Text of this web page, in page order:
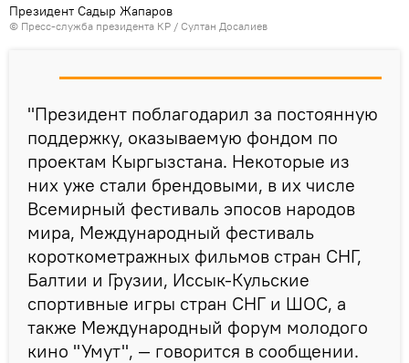
Президент Садыр Жапаров
© Пресс-служба президента КР / Султан Досалиев
"Президент поблагодарил за постоянную
поддержку, оказываемую фондом по
проектам Кыргызстана. Некоторые из
них уже стали брендовыми, в их числе
Всемирный фестиваль эпосов народов
мира, Международный фестиваль
короткометражных фильмов стран СНГ,
Балтии и Грузии, Иссык-Кульские
спортивные игры стран СНГ и ШОС, а
также Международный форум молодого
кино "Умут", — говорится в сообщении.